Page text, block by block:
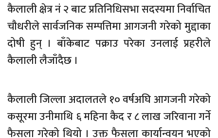
कैलाली क्षेत्र नं २ बाट प्रतिनिधिसभा सदस्यमा निर्वाचित
चौधरीले सार्वजनिक सम्पत्तिमा आगजनी गरेको मुद्दाका
दोषी हुन् । बाँकेबाट पक्राउ परेका उनलाई प्रहरीले
कैलाली लैजाँदैछ ।
कैलाली जिल्ला अदालतले १० वर्षअघि आगजनी गरेको
कसूरमा उनीमाथि ६ महिना कैद र ८ लाख जरिवाना गर्ने
फैसला गरेको थियो । उक्त फैसला कार्यान्वयन भएको